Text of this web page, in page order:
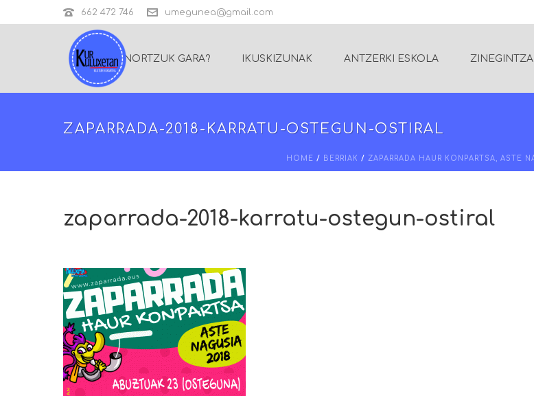
662 472 746 umegunea@gmail.com
NORTZUK GARA? IKUSKIZUNAK ANTZERKI ESKOLA ZINEGINTZA
ZAPARRADA-2018-KARRATU-OSTEGUN-OSTIRAL
HOME / BERRIAK / ZAPARRADA HAUR KONPARTSA, ASTE
zaparrada-2018-karratu-ostegun-ostiral